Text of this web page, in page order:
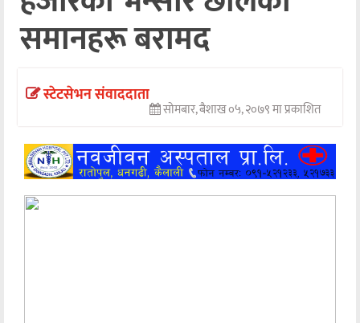
अर्थ
खेलकुद
मनोरञ्जन
समानहरू बरामद
स्टेटसेभन संवाददाता
सोमबार, बैशाख ०५, २०७९ मा प्रकाशित